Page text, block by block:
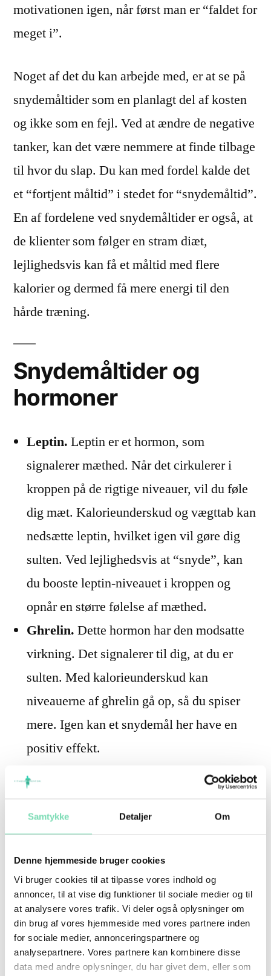
Samtykke Detaljer Om
Denne hjemmeside bruger cookies
Vi bruger cookies til at tilpasse vores indhold og
annoncer, til at vise dig funktioner til sociale medier og til
at analysere vores trafik. Vi deler også oplysninger om
din brug af vores hjemmeside med vores partnere inden
for sociale medier, annonceringspartnere og
analysepartnere. Vores partnere kan kombinere disse
data med andre oplysninger, du har givet dem, eller som
motivationen igen, når først man er “faldet for
meget i”.
Noget af det du kan arbejde med, er at se på
snydemåltider som en planlagt del af kosten
og ikke som en fejl. Ved at ændre de negative
tanker, kan det være nemmere at finde tilbage
til hvor du slap. Du kan med fordel kalde det
et “fortjent måltid” i stedet for “snydemåltid”.
En af fordelene ved snydemåltider er også, at
de klienter som følger en stram diæt,
lejlighedsvis kan få et måltid med flere
kalorier og dermed få mere energi til den
hårde træning.
Snydemåltider og
hormoner
Leptin. Leptin er et hormon, som
signalerer mæthed. Når det cirkulerer i
kroppen på de rigtige niveauer, vil du føle
dig mæt. Kalorieunderskud og vægttab kan
nedsætte leptin, hvilket igen vil gøre dig
sulten. Ved lejlighedsvis at “snyde”, kan
du booste leptin-niveauet i kroppen og
opnår en større følelse af mæthed.
Ghrelin. Dette hormon har den modsatte
virkning. Det signalerer til dig, at du er
sulten. Med kalorieunderskud kan
niveauerne af ghrelin gå op, så du spiser
mere. Igen kan et snydemål her have en
positiv effekt.
Insulin.
Dette hormon bliver stimuleret når
man spiser mange kulhydrater/sukker, som
der jo normalt er i snydemåltider. Når
lagre fedt og ikke forbrænde fedt
Lav en klar aftale med
dig selv!